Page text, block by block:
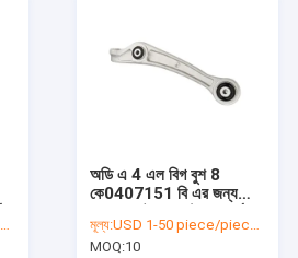
অডি এ 4 এল বিগ বুশ 8
কে0407151 বি এর জন্য
মূল্য:USD 1-50 piece/pieces
MOQ:10